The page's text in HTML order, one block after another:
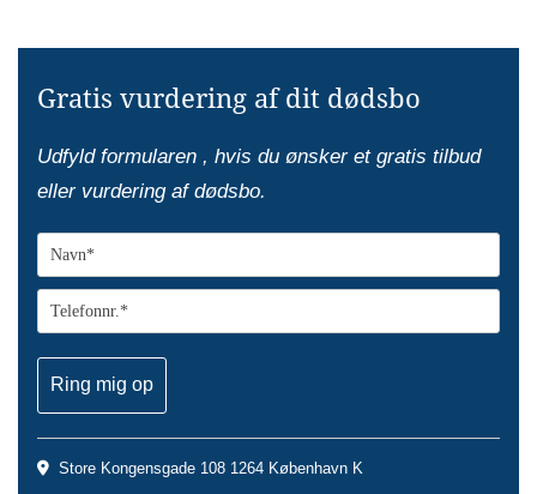
Gratis vurdering af dit dødsbo
Udfyld formularen , hvis du ønsker et gratis tilbud
eller vurdering af dødsbo.
 Store Kongensgade 108 1264 København K